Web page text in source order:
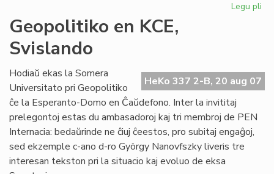
Legu pli
Geopolitiko en KCE,
Svislando
HeKo 337 2-B, 20 aug 07
Hodiaŭ ekas la Somera
Universitato pri Geopolitiko
ĉe la Esperanto-Domo en Ĉaŭdefono. Inter la invititaj
prelegontoj estas du ambasadoroj kaj tri membroj de PEN
Internacia: bedaŭrinde ne ĉiuj ĉeestos, pro subitaj engaĝoj,
sed ekzemple c-ano d-ro György Nanovfszky liveris tre
interesan tekston pri la situacio kaj evoluo de eksa